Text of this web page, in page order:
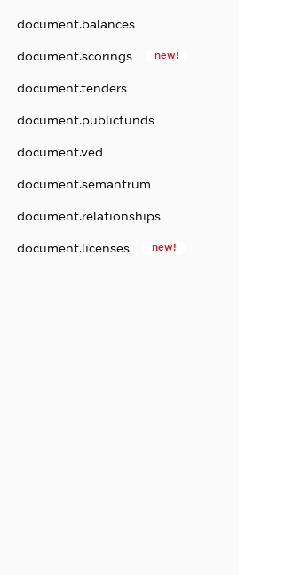
document.balances
document.scorings new!
document.tenders
document.publicfunds
document.ved
document.semantrum
document.relationships
document.licenses new!